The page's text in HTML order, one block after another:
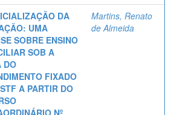
DA
UMA
SOBRE ENSINO
SOB A
DO
FIXADO
A PARTIR DO
Nº
Martins, Renato
de Almeida